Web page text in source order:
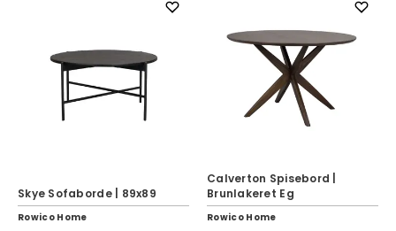
Skye Sofaborde | 89x89
Rowico Home
Calverton Spisebord |
Brunlakeret Eg
Rowico Home